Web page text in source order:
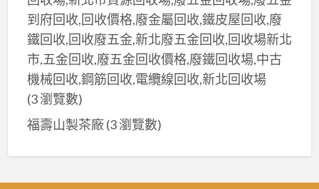
到府回收,回收價格,廢金屬回收,鐵皮屋回收,廢
鐵回收,回收廢五金,新北廢五金回收,回收場新北
市,五金回收,廢五金回收價格,廢鐵回收場,中古
機械回收,鋼筋回收,電纜線回收,新北回收場
(3 瀏覽數)
福壽山製茶廠(3 瀏覽數)